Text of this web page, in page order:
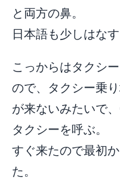
と両方の鼻。
日本語も少しはな
こっからはタクシ
ので、タクシー乗
が来ないみたいで
タクシーを呼ぶ。
すぐ来たので最初
た。